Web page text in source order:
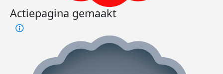
Actiepagina gemaakt